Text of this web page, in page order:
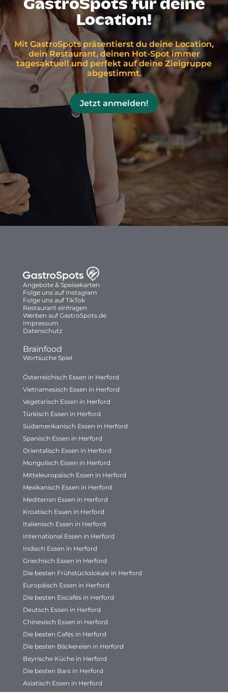
GastroSpots für deine
Location!
Mit GastroSpots präsentierst du deine Location,
dein Restaurant, deinen Hot-Spot immer
tagesaktuell und perfekt auf deine Zielgruppe
abgestimmt.
Jetzt anmelden!
Angebote & Speisekarten
Folge uns auf Instagram
Folge uns auf TikTok
Restaurant eintragen
Werben auf GastroSpots.de
Impressum
Datenschutz
Brainfood
Wortsuche Spiel
Österreichisch Essen in Herford
Vietnamesisch Essen in Herford
Vegetarisch Essen in Herford
Türkisch Essen in Herford
Südamerikanisch Essen in Herford
Spanisch Essen in Herford
Orientalisch Essen in Herford
Mongolisch Essen in Herford
Mitteleuropäisch Essen in Herford
Mexikanisch Essen in Herford
Mediterran Essen in Herford
Kroatisch Essen in Herford
Italienisch Essen in Herford
International Essen in Herford
Indisch Essen in Herford
Griechisch Essen in Herford
Die besten Frühstückslokale in Herford
Europäisch Essen in Herford
Die besten Eiscafés in Herford
Deutsch Essen in Herford
Chinesisch Essen in Herford
Die besten Cafés in Herford
Die besten Bäckereien in Herford
Bayrische Küche in Herford
Die besten Bars in Herford
Asiatisch Essen in Herford